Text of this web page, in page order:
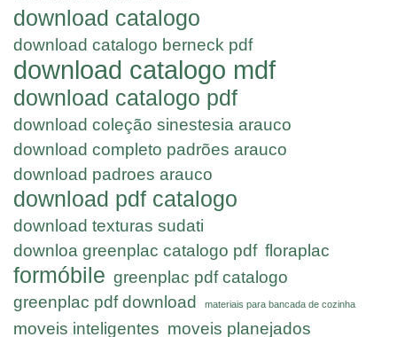
download catalogo
download catalogo berneck pdf
download catalogo mdf
download catalogo pdf
download coleção sinestesia arauco
download completo padrões arauco
download padroes arauco
download pdf catalogo
download texturas sudati
downloa greenplac catalogo pdf floraplac
formóbile greenplac pdf catalogo
greenplac pdf download
materiais para bancada de cozinha
moveis inteligentes moveis planejados